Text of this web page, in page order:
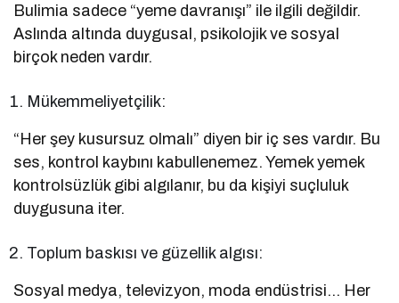
Bulimia sadece “yeme davranışı” ile ilgili değildir.
Aslında altında duygusal, psikolojik ve sosyal
birçok neden vardır.
Mükemmeliyetçilik:
“Her şey kusursuz olmalı” diyen bir iç ses vardır. Bu
ses, kontrol kaybını kabullenemez. Yemek yemek
kontrolsüzlük gibi algılanır, bu da kişiyi suçluluk
duygusuna iter.
Toplum baskısı ve güzellik algısı:
Sosyal medya, televizyon, moda endüstrisi… Her